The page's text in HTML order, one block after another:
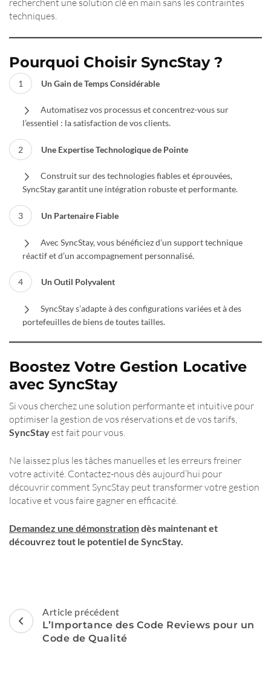
techniques.
Pourquoi Choisir SyncStay ?
Un Gain de Temps Considérable
Automatisez vos processus et concentrez-vous sur
l’essentiel : la satisfaction de vos clients.
Une Expertise Technologique de Pointe
Construit sur des technologies fiables et éprouvées,
SyncStay garantit une intégration robuste et performante.
Un Partenaire Fiable
Avec SyncStay, vous bénéficiez d’un support technique
réactif et d’un accompagnement personnalisé.
Un Outil Polyvalent
SyncStay s’adapte à des configurations variées et à des
portefeuilles de biens de toutes tailles.
Boostez Votre Gestion Locative
avec SyncStay
Si vous cherchez une solution performante et intuitive pour
optimiser la gestion de vos réservations et de vos tarifs,
SyncStayest fait pour vous.
Ne laissez plus les tâches manuelles et les erreurs freiner
votre activité. Contactez-nous dès aujourd’hui pour
découvrir comment SyncStay peut transformer votre gestion
locative et vous faire gagner en efficacité.
Demandez une démonstrationdès maintenant et
découvrez tout le potentiel de SyncStay.
Navigation
d'article
Article précédent
L’Importance des Code Reviews pour un
Code de Qualité